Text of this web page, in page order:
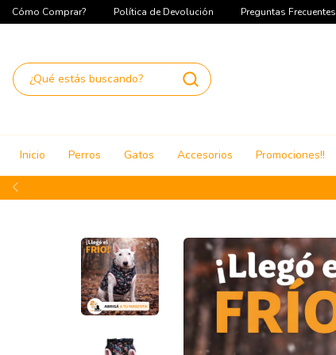
Cómo Comprar? Política de Devolución Preguntas Frecuentes
Inicio Perros Gatos Accesorios Promociones!!